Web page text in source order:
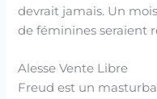
devrait jamais. Un
de féminines seraient
Alesse Vente Libre
Freud est un